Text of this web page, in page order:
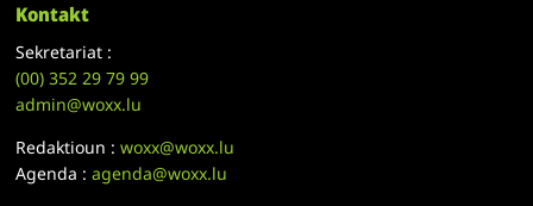
Kontakt
Sekretariat :
(00)352 29 79 99
admin@woxx.lu
Redaktioun :woxx@woxx.lu
Agenda :agenda@woxx.lu